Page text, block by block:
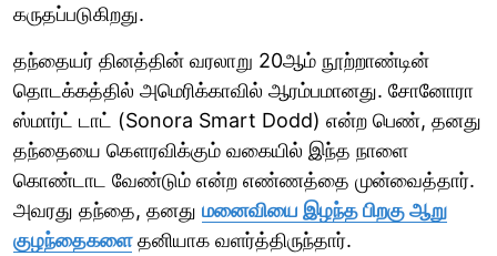
கருதப்படுகிறது.
தந்தையர் தினத்தின் வரலாறு 20ஆம் நூற்றாண்டின்
தொடக்கத்தில் அமெரிக்காவில் ஆரம்பமானது. சோனோரா
ஸ்மார்ட் டாட் (Sonora Smart Dodd) என்ற பெண், தனது
தந்தையை கௌரவிக்கும் வகையில் இந்த நாளை
கொண்டாட வேண்டும் என்ற எண்ணத்தை முன்வைத்தார்.
அவரது தந்தை, தனது மனைவியை இழந்த பிறகு ஆறு
குழந்தைகளைதனியாக வளர்த்திருந்தார்.